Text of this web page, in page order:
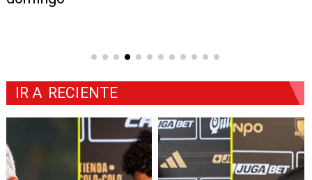
IR A RECIENTE